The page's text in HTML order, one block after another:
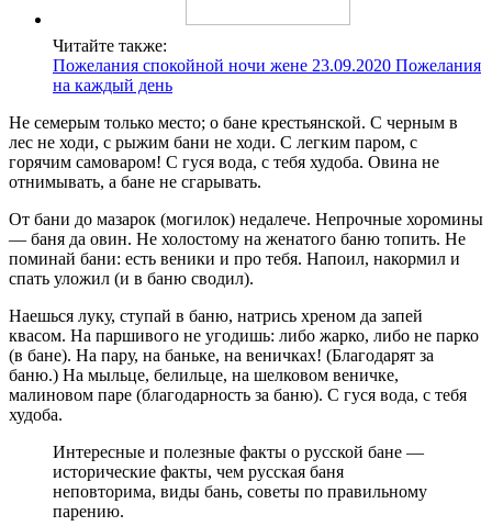
Читайте также:
Пожелания спокойной ночи жене 23.09.2020 Пожелания
на каждый день
Не семерым только место; о бане крестьянской. С черным в
лес не ходи, с рыжим бани не ходи. С легким паром, с
горячим самоваром! С гуся вода, с тебя худоба. Овина не
отнимывать, а бане не сгарывать.
От бани до мазарок (могилок) недалече. Непрочные хоромины
— баня да овин. Не холостому на женатого баню топить. Не
поминай бани: есть веники и про тебя. Напоил, накормил и
спать уложил (и в баню сводил).
Наешься луку, ступай в баню, натрись хреном да запей
квасом. На паршивого не угодишь: либо жарко, либо не парко
(в бане). На пару, на баньке, на веничках! (Благодарят за
баню.) На мыльце, белильце, на шелковом веничке,
малиновом паре (благодарность за баню). С гуся вода, с тебя
худоба.
Интересные и полезные факты о русской бане —
исторические факты, чем русская баня
неповторима, виды бань, советы по правильному
парению.